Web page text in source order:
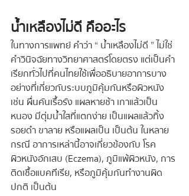
น้ำเหลืองไม่ดี คืออะไร
ในทางการแพทย์ คำว่า “ น้ำเหลืองไม่ดี ” ไม่ใช่
คำวินิจฉัยทางวิทยาศาสตร์โดยตรง แต่เป็นคำ
เรียกทั่วไปที่คนไทยใช้เพื่ออธิบายอาการบาง
อย่างที่เกี่ยวกับระบบภูมิคุ้มกันหรือผิวหนัง
เช่น ผื่นคันเรื้อรัง แผลหายช้า เกาแล้วเป็น
หนอง มีตุ่มน้ำใสที่แตกง่าย เป็นแผลแล้วทิ้ง
รอยดำ ขาลาย หรือแผลเป็น เป็นต้น ในหลาย
กรณี อาการเหล่านี้อาจเกี่ยวข้องกับ โรค
ผิวหนังอักเสบ (Eczema), ภูมิแพ้ผิวหนัง, การ
ติดเชื้อแบคทีเรีย, หรือภูมิคุ้มกันทำงานผิด
ปกติ เป็นต้น